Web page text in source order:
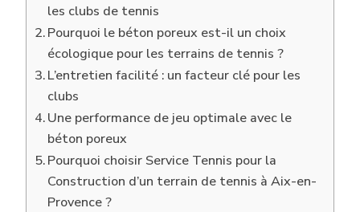
les clubs de tennis
Pourquoi le béton poreux est-il un choix
écologique pour les terrains de tennis ?
L’entretien facilité : un facteur clé pour les
clubs
Une performance de jeu optimale avec le
béton poreux
Pourquoi choisir Service Tennis pour la
Construction d’un terrain de tennis à Aix-en-
Provence ?